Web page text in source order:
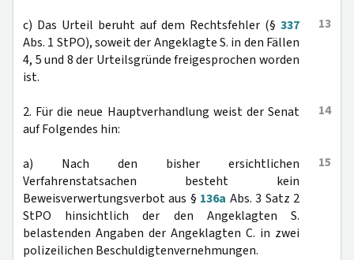
13
c) Das Urteil beruht auf dem Rechtsfehler (§ 337
Abs. 1 StPO), soweit der Angeklagte S. in den Fällen
4, 5 und 8 der Urteilsgründe freigesprochen worden
ist.
14
2. Für die neue Hauptverhandlung weist der Senat
auf Folgendes hin:
15
a) Nach den bisher ersichtlichen
Verfahrenstatsachen besteht kein
Beweisverwertungsverbot aus § 136a Abs. 3 Satz 2
StPO hinsichtlich der den Angeklagten S.
belastenden Angaben der Angeklagten C. in zwei
polizeilichen Beschuldigtenvernehmungen.